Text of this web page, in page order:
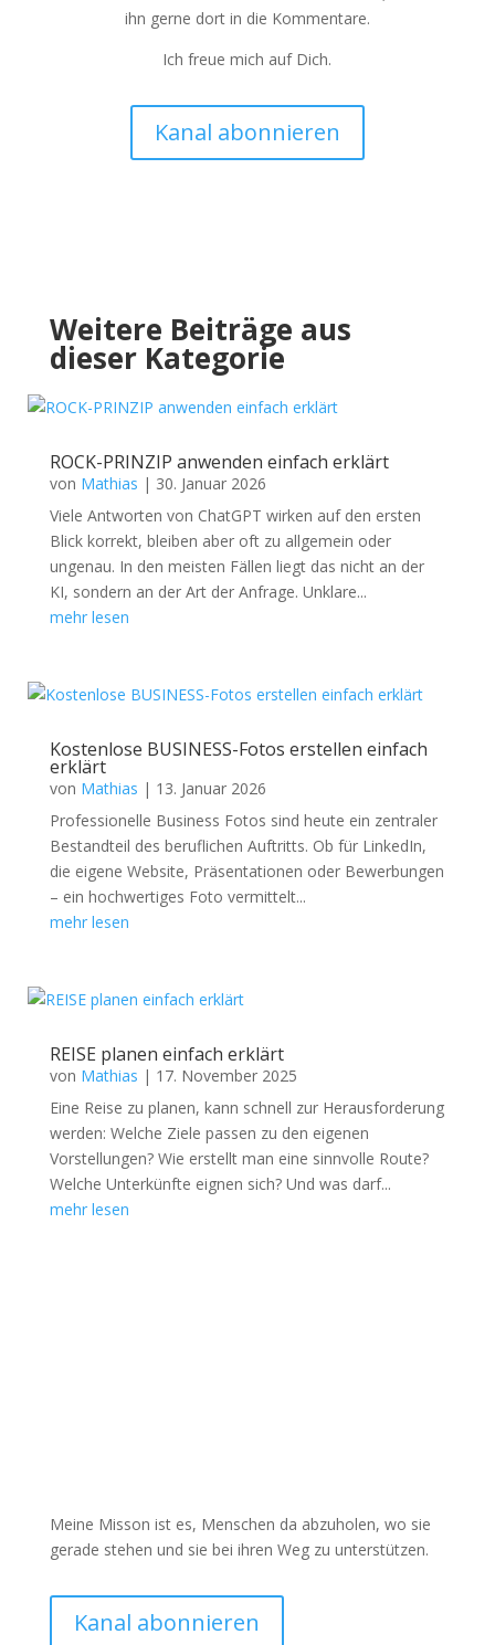
ihn gerne dort in die Kommentare.
Ich freue mich auf Dich.
Kanal abonnieren
Weitere Beiträge aus
dieser Kategorie
ROCK-PRINZIP anwenden einfach erklärt
von Mathias | 30. Januar 2026
Viele Antworten von ChatGPT wirken auf den ersten
Blick korrekt, bleiben aber oft zu allgemein oder
ungenau. In den meisten Fällen liegt das nicht an der
KI, sondern an der Art der Anfrage. Unklare...
mehr lesen
Kostenlose BUSINESS-Fotos erstellen einfach
erklärt
von Mathias | 13. Januar 2026
Professionelle Business Fotos sind heute ein zentraler
Bestandteil des beruflichen Auftritts. Ob für LinkedIn,
die eigene Website, Präsentationen oder Bewerbungen
– ein hochwertiges Foto vermittelt...
mehr lesen
REISE planen einfach erklärt
von Mathias | 17. November 2025
Eine Reise zu planen, kann schnell zur Herausforderung
werden: Welche Ziele passen zu den eigenen
Vorstellungen? Wie erstellt man eine sinnvolle Route?
Welche Unterkünfte eignen sich? Und was darf...
mehr lesen
Meine Misson ist es, Menschen da abzuholen, wo sie
gerade stehen und sie bei ihren Weg zu unterstützen.
Kanal abonnieren